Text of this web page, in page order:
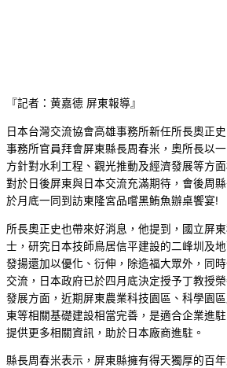
『記者：黄嘉德 屏東報導』
日本台灣交流協會高雄事務所新任所長奧正
事務所官員拜會屏東縣長周春米，奧所長以
方針對水利工程、觀光推動及經濟發展等方
對於日後屏東與日本交流充滿期待，會後周
於月底一同到訪東隆宮品嚐黑鮪魚辦桌饗宴!
所長奧正史也帶來好消息，他提到，國立屏
士，研究日本技師鳥居信平建設的二峰圳及
發揚還加以優化、衍伸，除造福大眾外，同
交流，日本政府已於四月底決定授予丁教授
發展方面，近期屏東農業科技園區、科學園
東等相關基礎建設相當完善，是適合企業進
提供更多相關資訊，助於日本廠商進駐。
縣長周春米表示，屏東縣擁有得天獨厚的百